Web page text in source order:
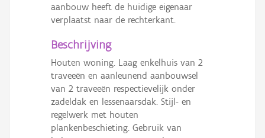
aanbouw heeft de huidige eigenaar
verplaatst naar de rechterkant.
Beschrijving
Houten woning. Laag enkelhuis van 2
traveeën en aanleunend aanbouwsel
van 2 traveeën respectievelijk onder
zadeldak en lessenaarsdak. Stijl- en
regelwerk met houten
plankenbeschieting. Gebruik van